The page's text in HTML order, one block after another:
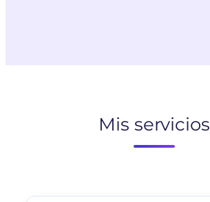
Mis servicios